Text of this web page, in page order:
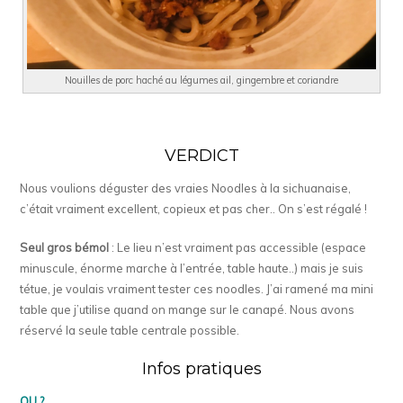
Nouilles de porc haché au légumes ail, gingembre et coriandre
VERDICT
Nous voulions déguster des vraies Noodles à la sichuanaise,
c’était vraiment excellent, copieux et pas cher.. On s’est régalé !
Seul gros bémol : Le lieu n’est vraiment pas accessible (espace
minuscule, énorme marche à l’entrée, table haute..) mais je suis
tétue, je voulais vraiment tester ces noodles. J’ai ramené ma mini
table que j’utilise quand on mange sur le canapé. Nous avons
réservé la seule table centrale possible.
Infos pratiques